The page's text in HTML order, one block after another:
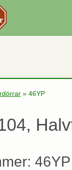
» 46YP
46YP